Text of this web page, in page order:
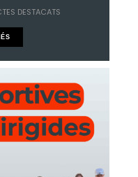
DESTACATS